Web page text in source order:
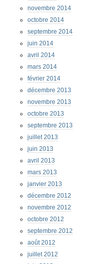
novembre 2014
octobre 2014
septembre 2014
juin 2014
avril 2014
mars 2014
février 2014
décembre 2013
novembre 2013
octobre 2013
septembre 2013
juillet 2013
juin 2013
avril 2013
mars 2013
janvier 2013
décembre 2012
novembre 2012
octobre 2012
septembre 2012
août 2012
juillet 2012